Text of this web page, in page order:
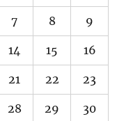
7 8 9
14 15 16
21 22 23
28 29 30